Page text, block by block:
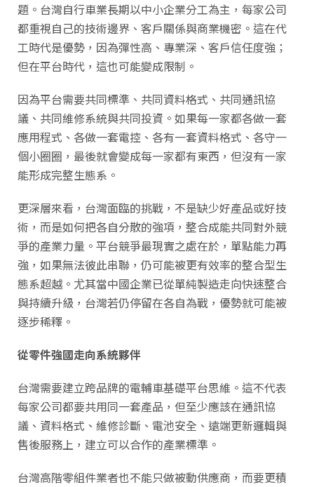
題。台灣自行車業長期以中小企業分工為主，每家公司
都重視自己的技術邊界、客戶關係與商業機密。這在代
工時代是優勢，因為彈性高、專業深、客戶信任度強；
但在平台時代，這也可能變成限制。
因為平台需要共同標準、共同資料格式、共同通訊協
議、共同維修系統與共同投資。如果每一家都各做一套
應用程式、各做一套電控、各有一套資料格式、各守一
個小圈圈，最後就會變成每一家都有東西，但沒有一家
能形成完整生態系。
更深層來看，台灣面臨的挑戰，不是缺少好產品或好技
術，而是如何把各自分散的強項，整合成能共同對外競
爭的產業力量。平台競爭最現實之處在於，單點能力再
強，如果無法彼此串聯，仍可能被更有效率的整合型生
態系超越。尤其當中國企業已從單純製造走向快速整合
與持續升級，台灣若仍停留在各自為戰，優勢就可能被
逐步稀釋。
從零件強國走向系統夥伴
台灣需要建立跨品牌的電輔車基礎平台思維。這不代表
每家公司都要共用同一套產品，但至少應該在通訊協
議、資料格式、維修診斷、電池安全、遠端更新邏輯與
售後服務上，建立可以合作的產業標準。
台灣高階零組件業者也不能只做被動供應商，而要更積